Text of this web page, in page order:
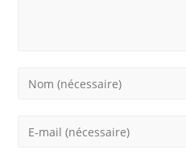
Enter
Enter